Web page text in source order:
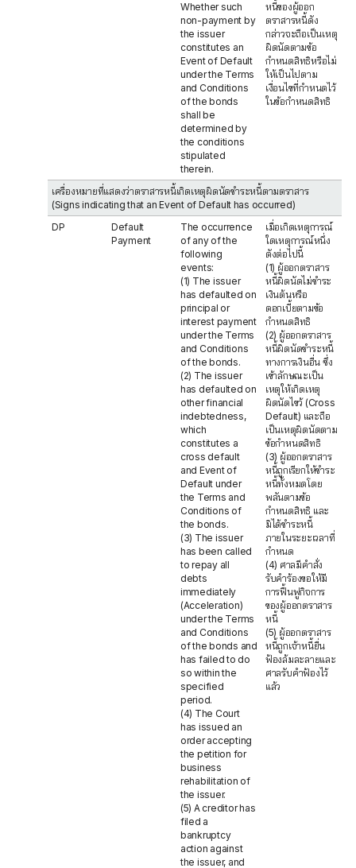
Whether such
non-payment by
the issuer
constitutes an
Event of Default
under the Terms
and Conditions
of the bonds
shall be
determined by
the conditions
stipulated
therein.
หนี้ของผู้ออก
ตราสารหนี้ดัง
กล่าวจะถือเป็นเหตุ
ผิดนัดตามข้อ
กำหนดสิทธิหรือไม่
ให้เป็นไปตาม
เงื่อนไขที่กำหนดไว้
ในข้อกำหนดสิทธิ
เครื่องหมายที่แสดงว่าตราสารหนี้เกิดเหตุผิดนัดชำระหนี้ตามตราสาร
(Signs indicating that an Event of Default has occurred)
DP
Default
Payment
The occurrence
of any of the
following
events:
(1) The issuer
has defaulted on
principal or
interest payment
under the Terms
and Conditions
of the bonds.
(2) The issuer
has defaulted on
other financial
indebtedness,
which
constitutes a
cross default
and Event of
Default under
the Terms and
Conditions of
the bonds.
(3) The issuer
has been called
to repay all
debts
immediately
(Acceleration)
under the Terms
and Conditions
of the bonds and
has failed to do
so within the
specified
period.
(4) The Court
has issued an
order accepting
the petition for
business
rehabilitation of
the issuer.
(5) A creditor has
filed a
bankruptcy
action against
the issuer, and
เมื่อเกิดเหตุการณ์
ใดเหตุการณ์หนึ่ง
ดังต่อไปนี้
(1) ผู้ออกตราสาร
หนี้ผิดนัดไม่ชำระ
เงินต้นหรือ
ดอกเบี้ยตามข้อ
กำหนดสิทธิ
(2) ผู้ออกตราสาร
หนี้ผิดนัดชำระหนี้
ทางการเงินอื่น ซึ่ง
เข้าลักษณะเป็น
เหตุให้เกิดเหตุ
ผิดนัดไขว้ (Cross
Default) และถือ
เป็นเหตุผิดนัดตาม
ข้อกำหนดสิทธิ
(3) ผู้ออกตราสาร
หนี้ถูกเรียกให้ชำระ
หนี้ทั้งหมดโดย
พลันตามข้อ
กำหนดสิทธิ และ
มิได้ชำระหนี้
ภายในระยะเวลาที่
กำหนด
(4) ศาลมีคำสั่ง
รับคำร้องขอให้มี
การฟื้นฟูกิจการ
ของผู้ออกตราสาร
หนี้
(5) ผู้ออกตราสาร
หนี้ถูกเจ้าหนี้ยื่น
ฟ้องล้มละลายและ
ศาลรับคำฟ้องไว้
แล้ว